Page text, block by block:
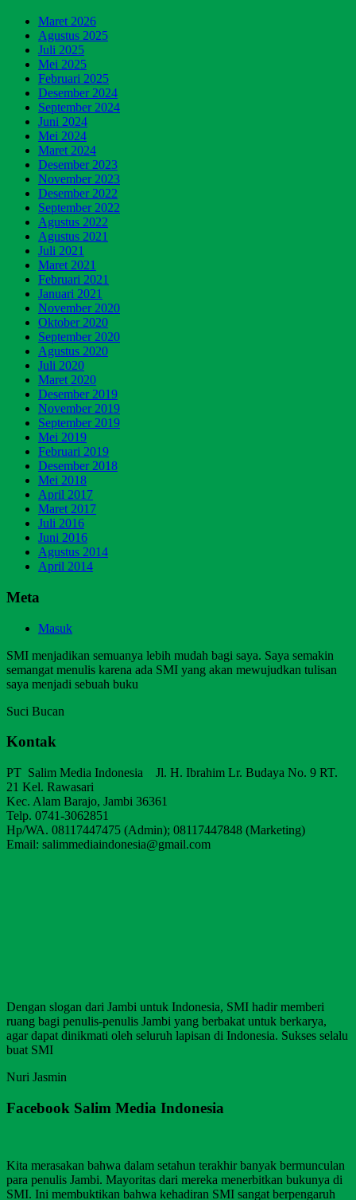
Maret 2026
Agustus 2025
Juli 2025
Mei 2025
Februari 2025
Desember 2024
September 2024
Juni 2024
Mei 2024
Maret 2024
Desember 2023
November 2023
Desember 2022
September 2022
Agustus 2022
Agustus 2021
Juli 2021
Maret 2021
Februari 2021
Januari 2021
November 2020
Oktober 2020
September 2020
Agustus 2020
Juli 2020
Maret 2020
Desember 2019
November 2019
September 2019
Mei 2019
Februari 2019
Desember 2018
Mei 2018
April 2017
Maret 2017
Juli 2016
Juni 2016
Agustus 2014
April 2014
Meta
Masuk
SMI menjadikan semuanya lebih mudah bagi saya. Saya semakin
semangat menulis karena ada SMI yang akan mewujudkan tulisan
saya menjadi sebuah buku
Suci Bucan
Kontak
PT Salim Media Indonesia Jl. H. Ibrahim Lr. Budaya No. 9 RT.
21 Kel. Rawasari
Kec. Alam Barajo, Jambi 36361
Telp. 0741-3062851
Hp/WA. 08117447475 (Admin); 08117447848 (Marketing)
Email: salimmediaindonesia@gmail.com
Dengan slogan dari Jambi untuk Indonesia, SMI hadir memberi
ruang bagi penulis-penulis Jambi yang berbakat untuk berkarya,
agar dapat dinikmati oleh seluruh lapisan di Indonesia. Sukses selalu
buat SMI
Nuri Jasmin
Facebook Salim Media Indonesia
Kita merasakan bahwa dalam setahun terakhir banyak bermunculan
para penulis Jambi. Mayoritas dari mereka menerbitkan bukunya di
SMI. Ini membuktikan bahwa kehadiran SMI sangat berpengaruh